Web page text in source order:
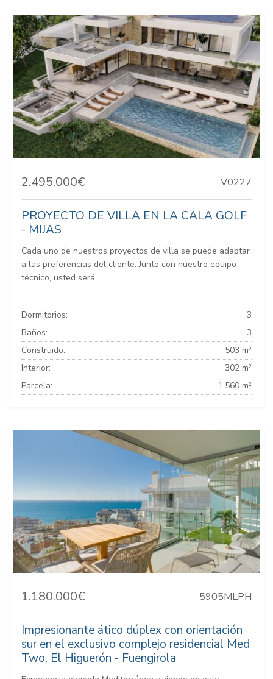
2.495.000€ V0227
PROYECTO DE VILLA EN LA CALA GOLF
- MIJAS
Cada uno de nuestros proyectos de villa se puede adaptar
a las preferencias del cliente. Junto con nuestro equipo
técnico, usted será...
Dormitorios:
3
Baños:
3
Construido:
503 m²
Interior:
302 m²
Parcela:
1.560 m²
1.180.000€ 5905MLPH
Impresionante ático dúplex con orientación
sur en el exclusivo complejo residencial Med
Two, El Higuerón - Fuengirola